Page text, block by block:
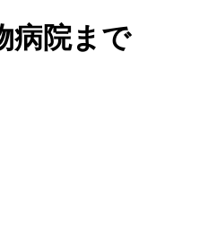
病院まで